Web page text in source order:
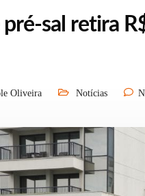
sal retira
Oliveira Notícias